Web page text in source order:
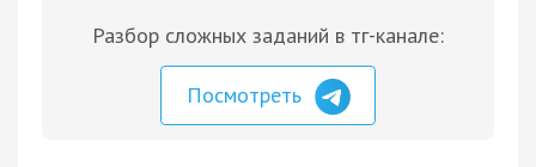
Разбор сложных заданий в тг-канале:
Посмотреть